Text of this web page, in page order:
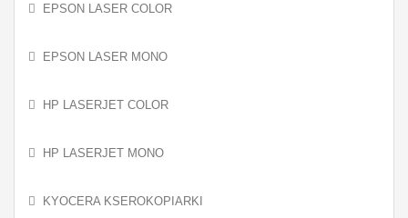
EPSON LASER COLOR
EPSON LASER MONO
HP LASERJET COLOR
HP LASERJET MONO
KYOCERA KSEROKOPIARKI